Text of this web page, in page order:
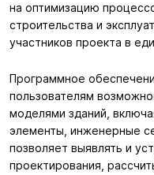
на оптимизацию
строительства и
участников проекта в
Программное
пользователям
моделями зданий,
элементы, инженерные
позволяет выявлять и
проектирования,